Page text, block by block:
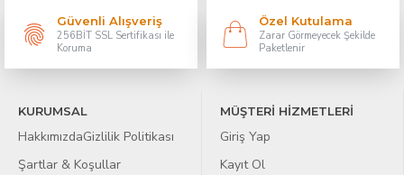
Güvenli Alışveriş
256BİT SSL Sertifikası ile
Koruma
Özel Kutulama
Zarar Görmeyecek Şekilde
Paketlenir
KURUMSAL
HakkımızdaGizlilik Politikası
Şartlar & Koşullar
MÜŞTERİ HİZMETLERİ
Giriş Yap
Kayıt Ol